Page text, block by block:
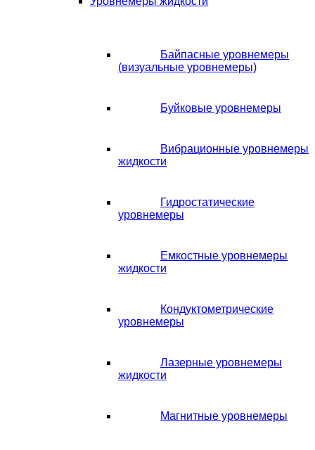
Байпасные уровнемеры
(визуальные уровнемеры)
Буйковые уровнемеры
Вибрационные уровнемеры
жидкости
Гидростатические
уровнемеры
Емкостные уровнемеры
жидкости
Кондуктометрические
уровнемеры
Лазерные уровнемеры
жидкости
Магнитные уровнемеры